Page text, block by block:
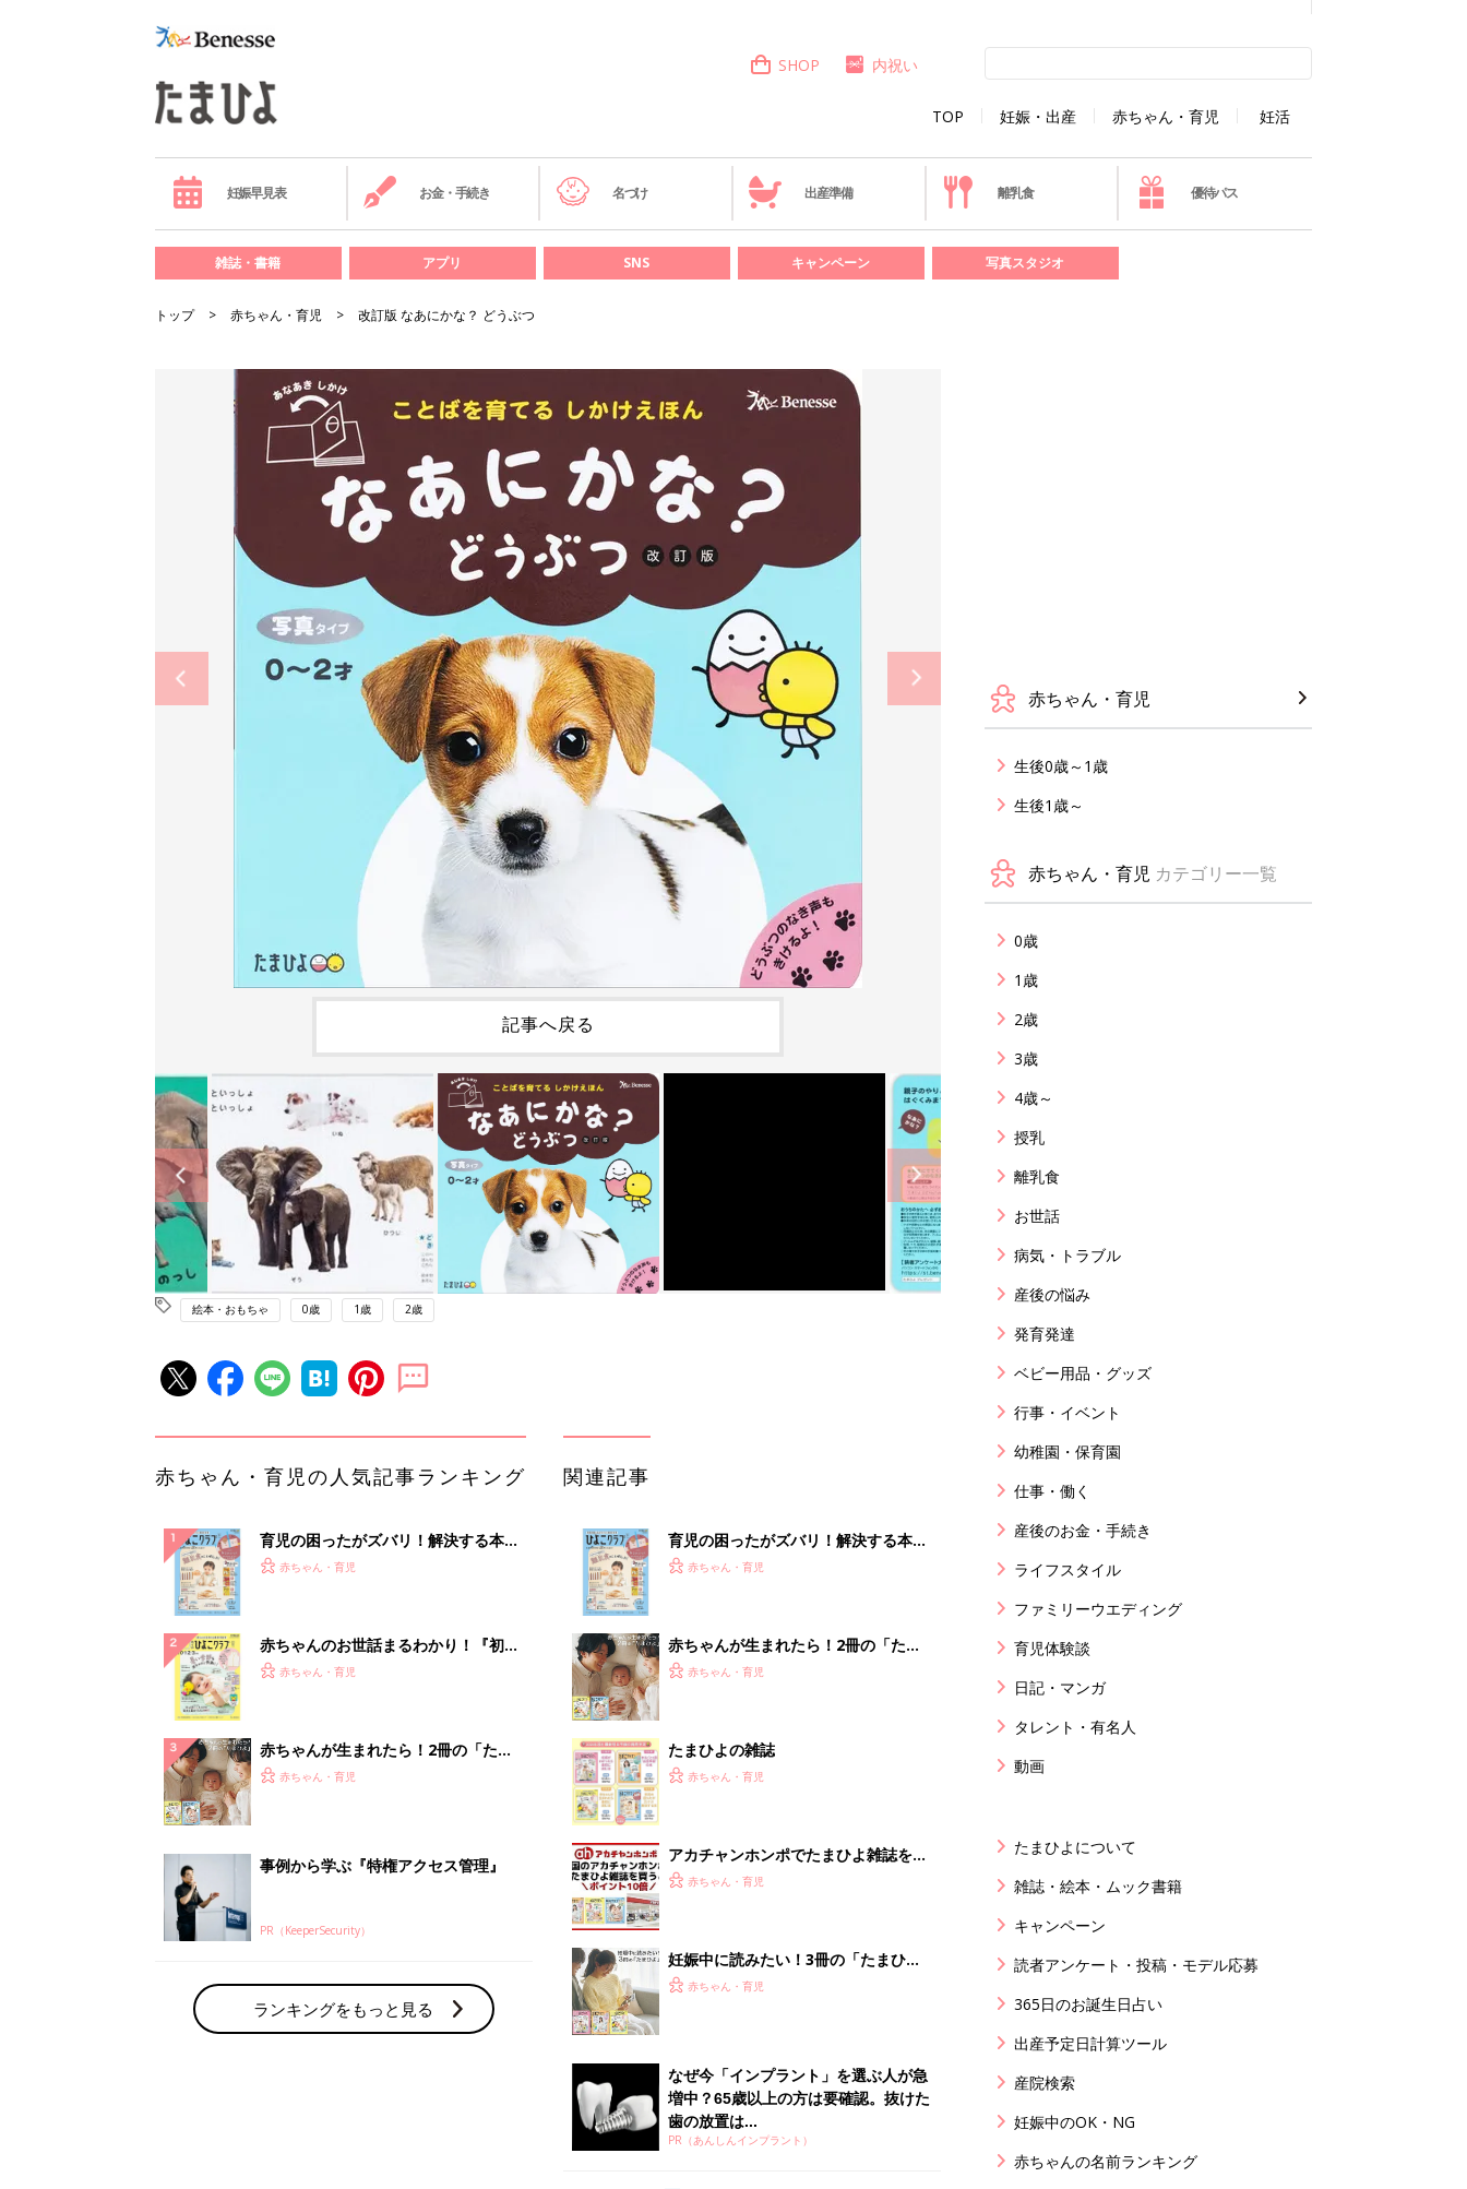
TOP 妊娠・出産 赤ちゃん・育児 妊活
SHOP 内祝い
妊娠早見表 お金・手続き 名づけ 出産準備 離乳食 優待パス
雑誌・書籍 アプリ SNS キャンペーン 写真スタジオ
トップ 赤ちゃん・育児 改訂版 なあにかな？ どうぶつ
記事へ戻る
絵本・おもちゃ 0歳 1歳 2歳
赤ちゃん・育児の人気記事ランキング
育児の困ったがズバリ！解決する本
『ひよこクラブ 秋号』 4カ月～2才
赤ちゃん・育児
赤ちゃんのお世話まるわかり！『初め
てのひよこクラブ 夏号』〈巻頭大特
赤ちゃん・育児
赤ちゃんが生まれたら！2冊の「たま
ひよ」
赤ちゃん・育児
事例から学ぶ『特権アクセス管理』
PR（KeeperSecurity）
ランキングをもっと見る
関連記事
育児の困ったがズバリ！解決する本
『ひよこクラブ 秋号』 4カ月～2才
赤ちゃん・育児
赤ちゃんが生まれたら！2冊の「たま
ひよ」
赤ちゃん・育児
たまひよの雑誌
赤ちゃん・育児
アカチャンホンポでたまひよ雑誌を買
うとポイント10倍【期間限定】
赤ちゃん・育児
妊娠中に読みたい！3冊の「たまひ
よ」赤ちゃん・育児
なぜ今「インプラント」を選ぶ人が急
増中？65歳以上の方は要確認。抜けた
歯の放置は...
PR（あんしんインプラント）
赤ちゃん・育児
生後0歳～1歳
生後1歳～
赤ちゃん・育児 カテゴリー一覧
0歳
1歳
2歳
3歳
4歳～
授乳
離乳食
お世話
病気・トラブル
産後の悩み
発育発達
ベビー用品・グッズ
行事・イベント
幼稚園・保育園
仕事・働く
産後のお金・手続き
ライフスタイル
ファミリーウエディング
育児体験談
日記・マンガ
タレント・有名人
動画
たまひよについて
雑誌・絵本・ムック書籍
キャンペーン
読者アンケート・投稿・モデル応募
365日のお誕生日占い
出産予定日計算ツール
産院検索
妊娠中のOK・NG
赤ちゃんの名前ランキング